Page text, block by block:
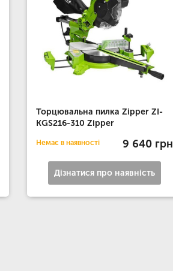
Торцювальна пилка Zipper ZI-
KGS216-310 Zipper
Немає в наявності 9 640 грн
Дізнатися про наявність